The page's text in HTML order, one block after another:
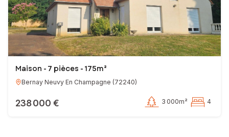
Maison - 7 pièces - 175m²
Bernay Neuvy En Champagne (72240)
238 000 € 3 000m² 4